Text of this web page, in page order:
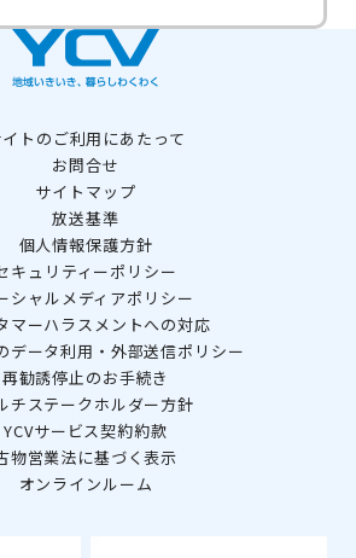
トのご利用にあたって
お問合せ
サイトマップ
放送基準
個人情報保護方針
キュリティーポリシー
シャルメディアポリシー
マーハラスメントへの対応
データ利用・外部送信ポリシー
再勧誘停止のお手続き
チステークホルダー方針
YCVサービス契約約款
物営業法に基づく表示
オンラインルーム